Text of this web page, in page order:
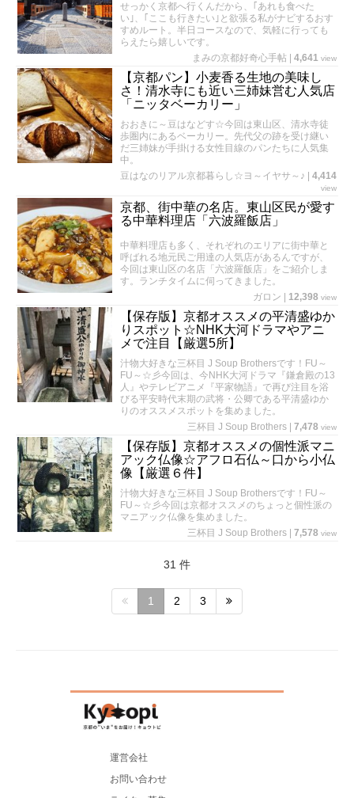
せっかく京都へ行くんだから、｢あれも食べた
い｣、｢ここも行きたい｣と欲張る私がナビするおす
すめルート。半日コースなので、気軽に行っても
らえたら嬉しいです。
まみの京都好奇心手帖
4,641 view
【京都パン】小麦香る生地の美味し
さ！清水寺にも近い三姉妹営む人気店
「ニッタベーカリー」
おおきに～豆はなどす☆今回は東山区、清水寺徒
歩圏内にあるベーカリー。先代父の跡を受け継い
だ三姉妹が手掛ける女性目線のパンたちに人気集
中。
豆はなのリアル京都暮らし☆ヨ～イヤサ～♪
4,414
view
京都、街中華の名店。東山区民が愛す
る中華料理店「六波羅飯店」
中華料理店も多く、それぞれのエリアに街中華と
呼ばれる地元民ご用達の人気店があるんですが、
今回は東山区の名店「六波羅飯店」をご紹介しま
す。ランチタイムに伺ってきました。
ガロン
12,398 view
【保存版】京都オススメの平清盛ゆか
りスポット☆NHK大河ドラマやアニ
メで注目【厳選5所】
汁物大好きな三杯目 J Soup Brothersです！FU～
FU～☆彡今回は、今NHK大河ドラマ『鎌倉殿の13
人』やテレビアニメ『平家物語』で再び注目を浴
びる平安時代末期の武将・公卿である平清盛ゆか
りのオススメスポットを集めました。
三杯目 J Soup Brothers
7,478 view
【保存版】京都オススメの個性派マニ
アック仏像☆アフロ石仏～口から小仏
像【厳選６件】
汁物大好きな三杯目 J Soup Brothersです！FU～
FU～☆彡今回は京都オススメのちょっと個性派の
マニアック仏像を集めました。
三杯目 J Soup Brothers
7,578 view
31 件
1 2 3
運営会社
お問い合わせ